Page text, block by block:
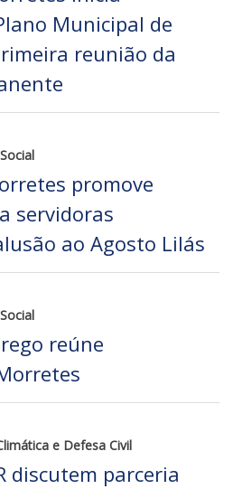
Municipal de
reunião da
promove
servidoras
ao Agosto Lilás
reúne
e Defesa Civil
discutem parceria